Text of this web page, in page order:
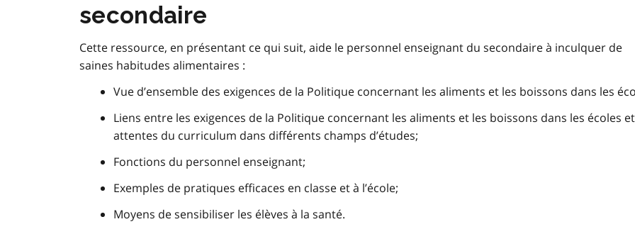
secondaire
Cette ressource, en présentant ce qui suit, aide le personnel enseignant du secondaire à inculquer de
saines habitudes alimentaires :
Vue d’ensemble des exigences de la Politique concernant les aliments et les boissons dans les
Liens entre les exigences de la Politique concernant les aliments et les boissons dans les écoles
attentes du curriculum dans différents champs d’études;
Fonctions du personnel enseignant;
Exemples de pratiques efficaces en classe et à l’école;
Moyens de sensibiliser les élèves à la santé.